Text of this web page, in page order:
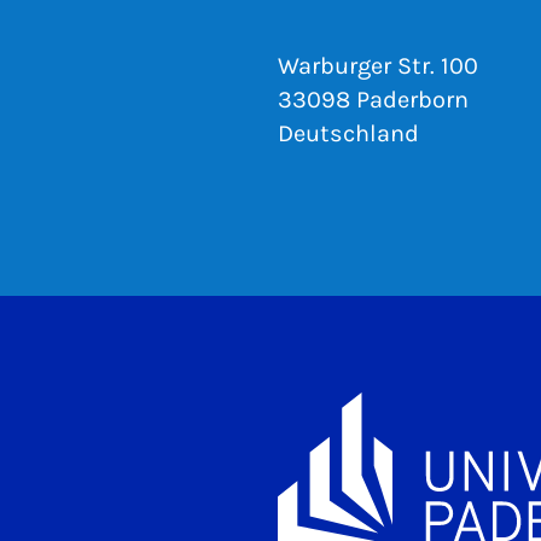
Warburger Str. 100
33098 Paderborn
Deutschland